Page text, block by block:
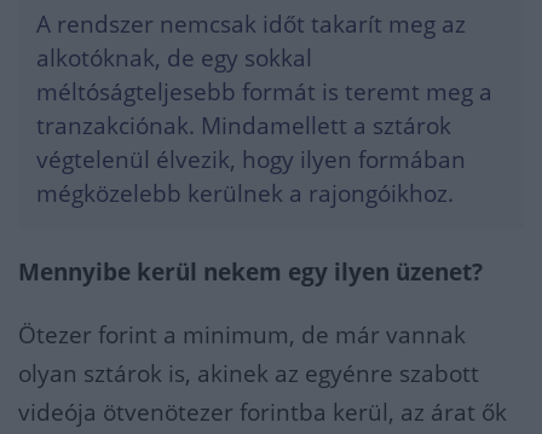
A rendszer nemcsak időt takarít meg az
alkotóknak, de egy sokkal
méltóságteljesebb formát is teremt meg a
tranzakciónak. Mindamellett a sztárok
végtelenül élvezik, hogy ilyen formában
mégközelebb kerülnek a rajongóikhoz.
Mennyibe kerül nekem egy ilyen üzenet?
Ötezer forint a minimum, de már vannak
olyan sztárok is, akinek az egyénre szabott
videója ötvenötezer forintba kerül, az árat ők